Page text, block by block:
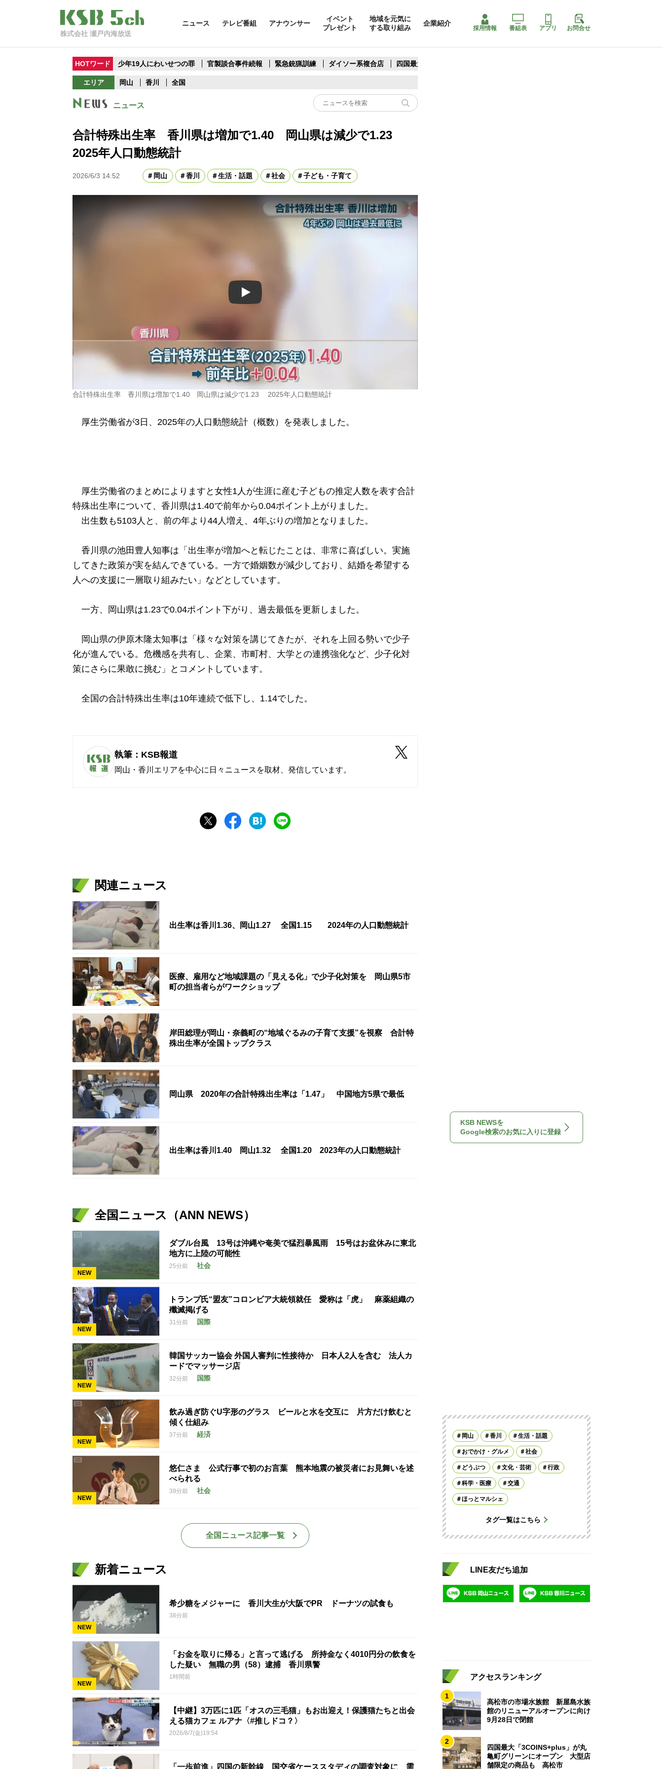
株式会社 瀬戸内海放送
ニュース テレビ番組 アナウンサー
イベント
プレゼント
地域を元気に
する取り組み
企業紹介
採用情報 番組表 アプリ お問合せ
HOTワード 少年19人にわいせつの罪 官製談合事件続報 緊急銃猟訓練 ダイソー系複合店 四国最大スリコ
エリア 岡山 香川 全国
ニュース
合計特殊出生率 香川県は増加で1.40 岡山県は減少で1.23
2025年人口動態統計
2026/6/3 14:52 岡山 香川 生活・話題 社会 子ども・子育て
Play
合計特殊出生率 香川県は増加で1.40 岡山県は減少で1.23 2025年人口動態統計
厚生労働省が3日、2025年の人口動態統計（概数）を発表しました。
厚生労働省のまとめによりますと女性1人が生涯に産む子どもの推定人数を表す合計
特殊出生率について、香川県は1.40で前年から0.04ポイント上がりました。
出生数も5103人と、前の年より44人増え、4年ぶりの増加となりました。
香川県の池田豊人知事は「出生率が増加へと転じたことは、非常に喜ばしい。実施
してきた政策が実を結んできている。一方で婚姻数が減少しており、結婚を希望する
人への支援に一層取り組みたい」などとしています。
一方、岡山県は1.23で0.04ポイント下がり、過去最低を更新しました。
岡山県の伊原木隆太知事は「様々な対策を講じてきたが、それを上回る勢いで少子
化が進んでいる。危機感を共有し、企業、市町村、大学との連携強化など、少子化対
策にさらに果敢に挑む」とコメントしています。
全国の合計特殊出生率は10年連続で低下し、1.14でした。
執筆：KSB報道
岡山・香川エリアを中心に日々ニュースを取材、発信しています。
関連ニュース
出生率は香川1.36、岡山1.27 全国1.15 2024年の人口動態統計
医療、雇用など地域課題の「見える化」で少子化対策を 岡山県5市
町の担当者らがワークショップ
岸田総理が岡山・奈義町の“地域ぐるみの子育て支援”を視察 合計特
殊出生率が全国トップクラス
岡山県 2020年の合計特殊出生率は「1.47」 中国地方5県で最低
出生率は香川1.40 岡山1.32 全国1.20 2023年の人口動態統計
全国ニュース（ANN NEWS）
NEW
ダブル台風 13号は沖縄や奄美で猛烈暴風雨 15号はお盆休みに東北
地方に上陸の可能性
25分前 社会
NEW
トランプ氏“盟友”コロンビア大統領就任 愛称は「虎」 麻薬組織の
殲滅掲げる
31分前 国際
NEW
韓国サッカー協会 外国人審判に性接待か 日本人2人を含む 法人カ
ードでマッサージ店
32分前 国際
NEW
飲み過ぎ防ぐU字形のグラス ビールと水を交互に 片方だけ飲むと
傾く仕組み
37分前 経済
NEW
悠仁さま 公式行事で初のお言葉 熊本地震の被災者にお見舞いを述
べられる
39分前 社会
全国ニュース記事一覧
新着ニュース
NEW
希少糖をメジャーに 香川大生が大阪でPR ドーナツの試食も
38分前
NEW
「お金を取りに帰る」と言って逃げる 所持金なく4010円分の飲食を
した疑い 無職の男（58）逮捕 香川県警
1時間前
【中継】3万匹に1匹「オスの三毛猫」もお出迎え！保護猫たちと出会
える猫カフェ ルアナ〈#推しドコ？〉
2026/8/7(金)19:54
「一歩前進」四国の新幹線 国交省ケーススタディの調査対象に 需
KSB NEWSを
Google検索のお気に入りに登録
岡山 香川 生活・話題
おでかけ・グルメ 社会
どうぶつ 文化・芸術 行政
科学・医療 交通
ほっとマルシェ
タグ一覧はこちら
LINE友だち追加
アクセスランキング
1
高松市の市場水族館 新屋島水族
館のリニューアルオープンに向け
9月28日で閉館
2
四国最大「3COINS+plus」が丸
亀町グリーンにオープン 大型店
舗限定の商品も 高松市